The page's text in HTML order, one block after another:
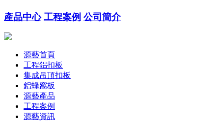
產品中心 工程案例 公司簡介
源藝首頁
工程鋁扣板
集成吊頂扣板
鋁蜂窩板
源藝產品
工程案例
源藝資訊